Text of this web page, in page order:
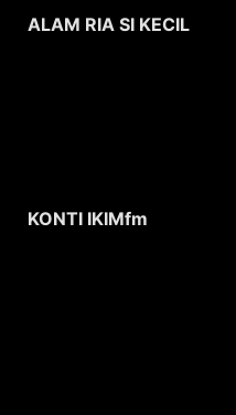
ALAM RIA SI KECIL
KONTI IKIMfm